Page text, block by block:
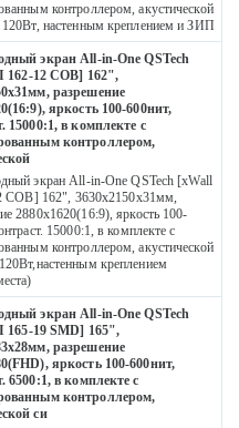
контроллером, акустической
120Вт, настенным креплением и ЗИП
экран All-in-One QSTech
162-12 COB] 162",
разрешение
яркость 100-600нит,
15000:1, в комплекте с
контроллером,
экран All-in-One QSTech [xWall
COB] 162", 3630х2150х31мм,
2880x1620(16:9), яркость 100-
15000:1, в комплекте с
контроллером, акустической
креплением
экран All-in-One QSTech
165-19 SMD] 165",
разрешение
яркость 100-600нит,
6500:1, в комплекте с
контроллером,
си